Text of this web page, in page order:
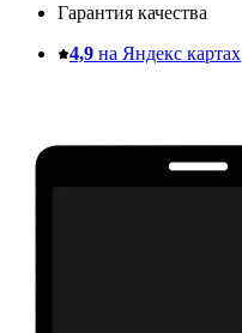
Гарантия качества
4,9 на Яндекс картах